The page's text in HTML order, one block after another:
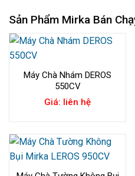
Sản Phẩm Mirka Bán
Máy Chà Nhám DEROS
550CV
Giá: liên hệ